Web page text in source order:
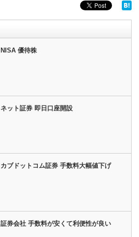
NISA 優待株
ネット証券 即日口座開設
カブドットコム証券 手数料大幅値下げ
証券会社 手数料が安くて利便性が良い